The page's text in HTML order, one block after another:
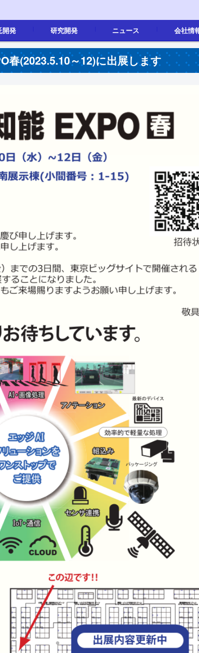
開発 研究開発
製品開発
画像処理
その他
ニュース
新着情報
会社情
会社概要
沿革
事業内容
地図
採用情報(
春(2023.5.10～12)に出展します